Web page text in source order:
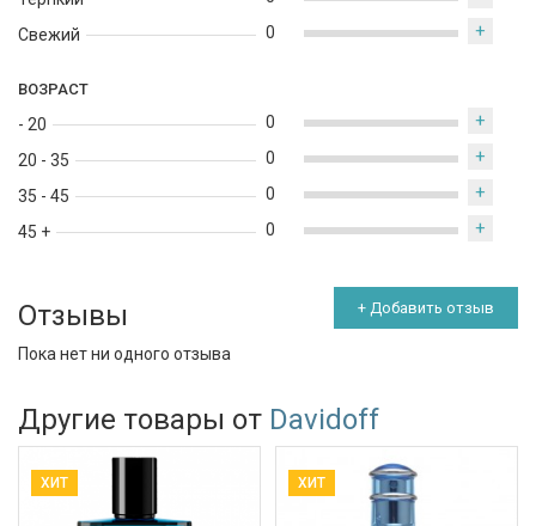
Свежий
0 +
ВОЗРАСТ
- 20
20 - 35
35 - 45
45 +
0 +
0 +
0 +
0 +
Отзывы + Добавить отзыв
Пока нет ни одного отзыва
Другие товары от Davidoff
ХИТ ХИТ